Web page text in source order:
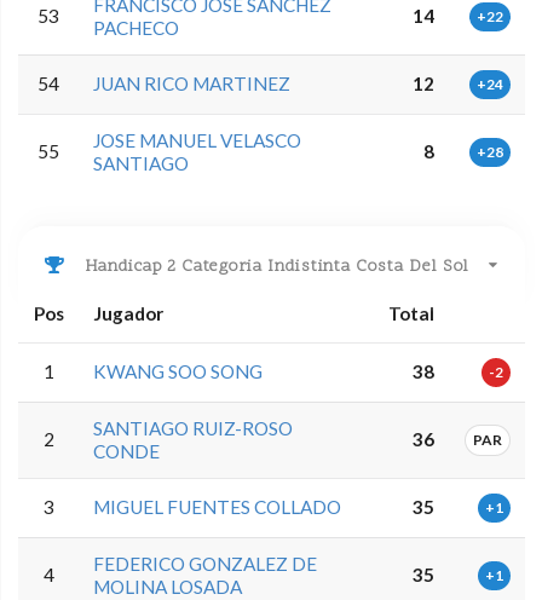
53
FRANCISCO JOSE SANCHEZ
PACHECO
14 +22
54 JUAN RICO MARTINEZ 12 +24
55
JOSE MANUEL VELASCO
SANTIAGO
8 +28
Handicap 2 Categoria Indistinta Costa Del Sol
Pos Jugador Total
1 KWANG SOO SONG 38 -2
2
SANTIAGO RUIZ-ROSO
CONDE
36 PAR
3 MIGUEL FUENTES COLLADO 35 +1
4
FEDERICO GONZALEZ DE
MOLINA LOSADA
35 +1